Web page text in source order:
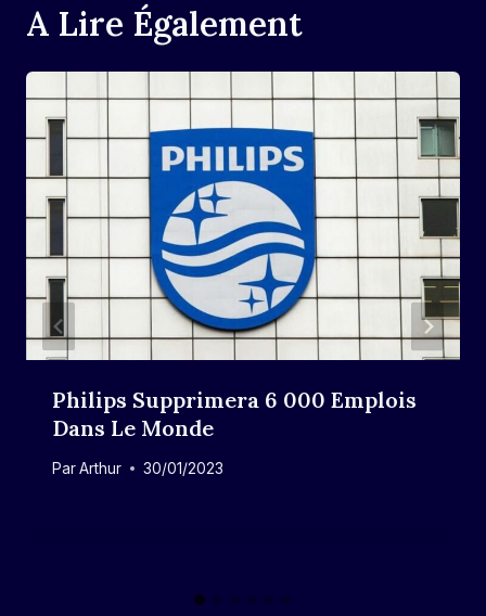
A Lire Également
Philips Supprimera 6 000 Emplois
Dans Le Monde
ParArthur 30/01/2023